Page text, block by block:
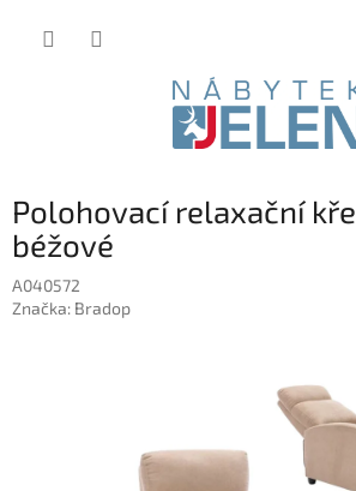
Polohovací relaxační
béžové
A040572
Značka: Bradop